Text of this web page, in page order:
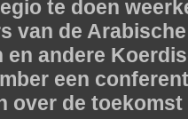
te doen
van de
andere
een
over de